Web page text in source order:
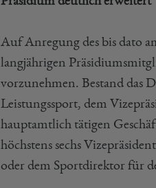
Auf Anregung des bis dato
langjährigen
vorzunehmen. Bestand das
Leistungssport, dem
hauptamtlich tätigen
höchstens sechs
oder dem Sportdirektor für